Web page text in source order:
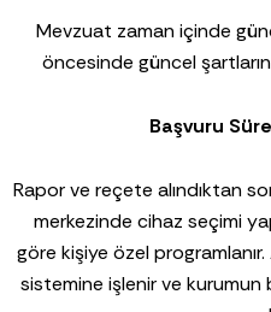
Mevzuat zaman içinde
öncesinde güncel
Başvuru
Rapor ve reçete alındıktan
merkezinde cihaz seçimi
göre kişiye özel
sistemine işlenir ve kurumun